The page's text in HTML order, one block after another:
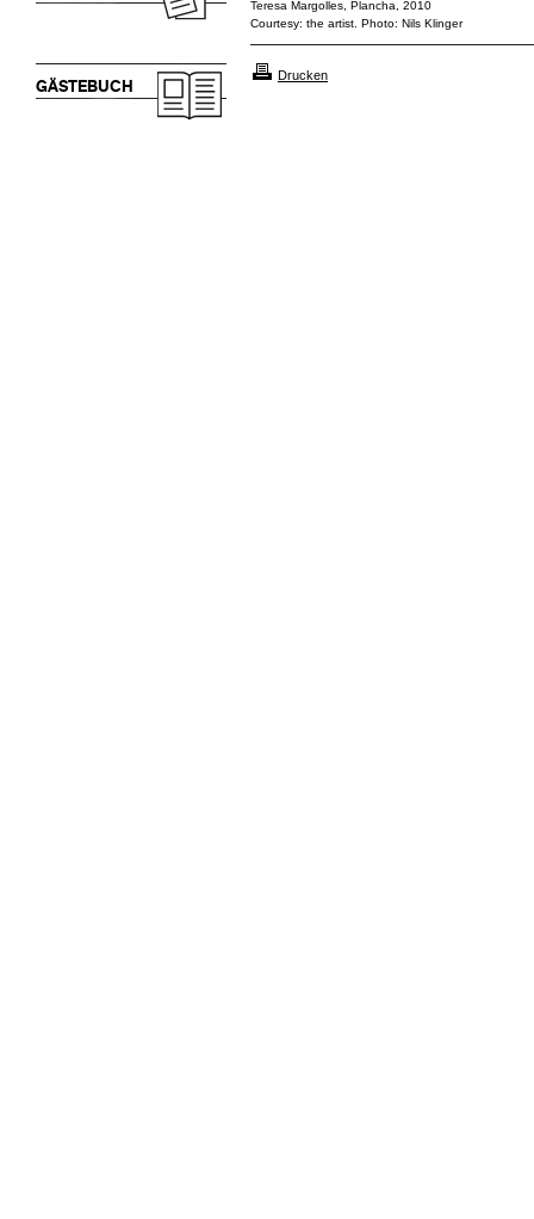
GÄSTEBUCH
Teresa Margolles, Plancha, 2010
Courtesy: the artist. Photo: Nils Klinger
Drucken